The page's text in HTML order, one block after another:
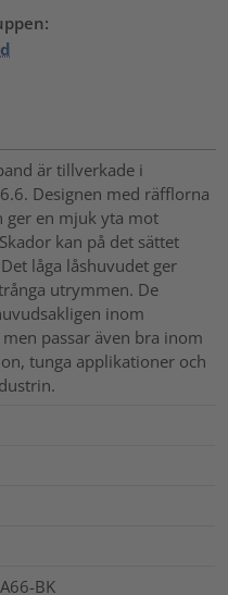
är tillverkade i
Designen med räfflorna
ger en mjuk yta mot
kan på det sättet
låga låshuvudet ger
utrymmen. De
inom
passar även bra inom
tunga applikationer och
BK